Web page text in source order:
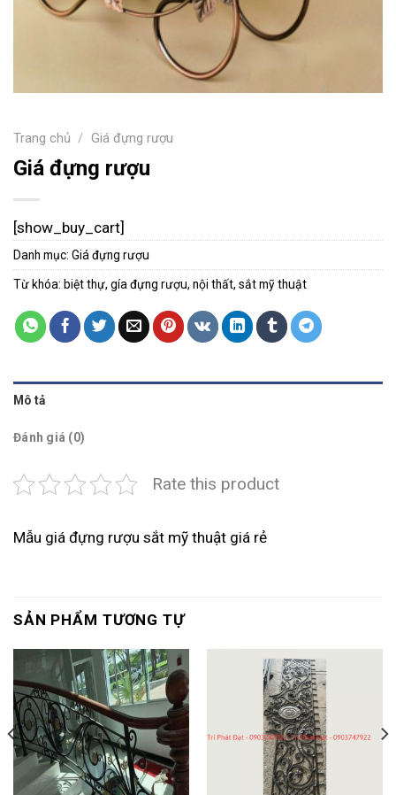
Trang chủ / Giá đựng rượu
Giá đựng rượu
[show_buy_cart]
Danh mục: Giá đựng rượu
Từ khóa: biệt thự, gía đựng rượu, nội thất, sắt mỹ thuật
Mô tả
Đánh giá (0)
Rate this product
Mẫu giá đựng rượu sắt mỹ thuật giá rẻ
SẢN PHẨM TƯƠNG TỰ